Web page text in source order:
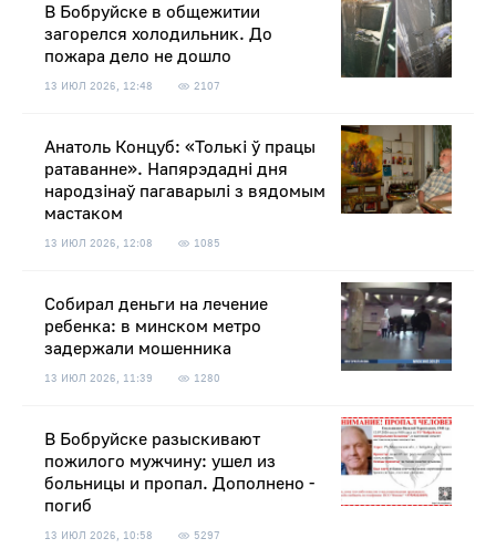
В Бобруйске в общежитии
загорелся холодильник. До
пожара дело не дошло
13 ИЮЛ 2026, 12:48 2107
Анатоль Концуб: «Толькі ў працы
ратаванне». Напярэдадні дня
народзінаў пагаварылі з вядомым
мастаком
13 ИЮЛ 2026, 12:08 1085
Собирал деньги на лечение
ребенка: в минском метро
задержали мошенника
13 ИЮЛ 2026, 11:39 1280
В Бобруйске разыскивают
пожилого мужчину: ушел из
больницы и пропал. Дополнено -
погиб
13 ИЮЛ 2026, 10:58 5297